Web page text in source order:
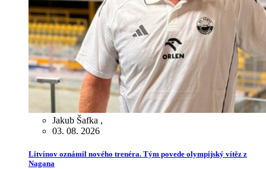
Jakub Šafka ,
03. 08. 2026
Litvínov oznámil nového trenéra. Tým povede olympijský vítěz z
Nagana